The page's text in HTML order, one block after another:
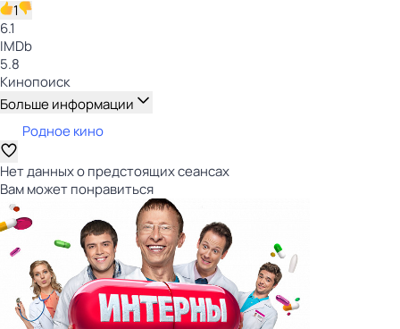
1
6.1
IMDb
5.8
Кинопоиск
Больше информации
Родное кино
Нет данных о предстоящих сеансах
Вам может понравиться